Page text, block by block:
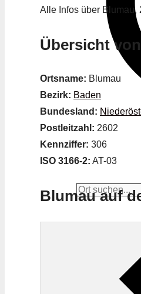
Alle Infos über Blumau,
Übersicht
Ortsname: Blumau
Bezirk: Baden
Bundesland:
Postleitzahl: 2602
Kennziffer: 306
ISO 3166-2: AT-03
Blumau auf